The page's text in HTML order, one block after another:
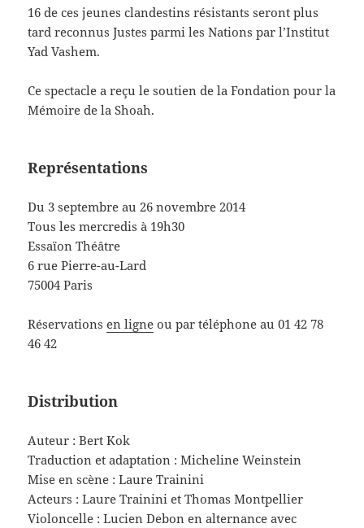
16 de ces jeunes clandestins résistants seront plus
tard reconnus Justes parmi les Nations par l’Institut
Yad Vashem.
Ce spectacle a reçu le soutien de la Fondation pour la
Mémoire de la Shoah.
Représentations
Du 3 septembre au 26 novembre 2014
Tous les mercredis à 19h30
Essaïon Théâtre
6 rue Pierre-au-Lard
75004 Paris
Réservationsen ligne ou par téléphone au 01 42 78
46 42
Distribution
Auteur : Bert Kok
Traduction et adaptation : Micheline Weinstein
Mise en scène : Laure Trainini
Acteurs : Laure Trainini et Thomas Montpellier
Violoncelle : Lucien Debon en alternance avec